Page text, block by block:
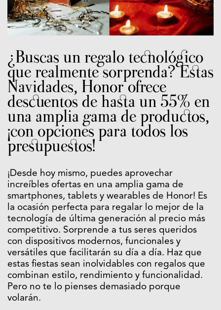
¿Buscas un regalo tecnológico
que realmente sorprenda? Estas
Navidades, Honor ofrece
descuentos de hasta un 55% en
una amplia gama de productos,
¡con opciones para todos los
presupuestos!
¡Desde hoy mismo, puedes aprovechar
increíbles ofertas en una amplia gama de
smartphones, tablets y wearables de Honor! Es
la ocasión perfecta para regalar lo mejor de la
tecnología de última generación al precio más
competitivo. Sorprende a tus seres queridos
con dispositivos modernos, funcionales y
versátiles que facilitarán su día a día. Haz que
estas fiestas sean inolvidables con regalos que
combinan estilo, rendimiento y funcionalidad.
Pero no te lo pienses demasiado porque
volarán.